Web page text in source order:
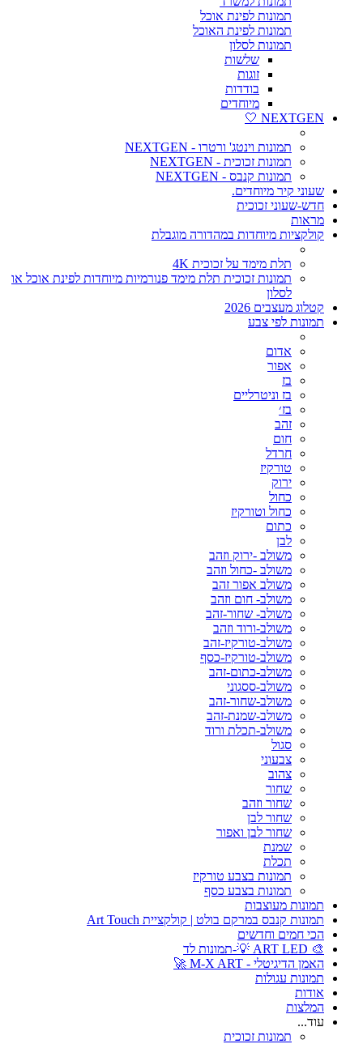
תמונות לפינת אוכל
תמונות לפינת האוכל
תמונות לסלון
שלשות
זוגות
בודדות
מיוחדים
NEXTGEN 🤍
תמונות וינטג' ורטרו - NEXTGEN
תמונות זכוכית - NEXTGEN
תמונות קנבס - NEXTGEN
שעוני קיר מיוחדים.
חדש-שעוני זכוכית
מראות
קולקציות מיוחדות במהדורה מוגבלת
תלת מימד על זכוכית 4K
תמונות זכוכית תלת מימד פנורמיות מיוחדות לפינת אוכל או
לסלון
קטלוג מעצבים 2026
תמונות לפי צבע
אדום
אפור
בז
בז וניטרליים
בז׳
זהב
חום
חרדל
טורקיז
ירוק
כחול
כחול וטורקיז
כתום
לבן
משולב -ירוק וזהב
משולב -כחול וזהב
משולב אפור זהב
משולב- חום וזהב
משולב- שחור-זהב
משולב-ורוד וזהב
משולב-טורקיז-זהב
משולב-טורקיז-כסף
משולב-כתום-זהב
משולב-ססגוני
משולב-שחור-זהב
משולב-שמנת-זהב
משולב-תכלת ורוד
סגול
צבעוני
צהוב
שחור
שחור וזהב
שחור לבן
שחור לבן ואפור
שמנת
תכלת
תמונות בצבע טורקיז
תמונות בצבע כסף
תמונות מעוצבות
תמונות קנבס במרקם בולט | קולקציית Art Touch
הכי חמים וחדשים
🎨 ART LED 💡-תמונות לד
האמן הדיגיטלי - M-X ART 🚀
תמונות עגולות
אודות
המלצות
עוד...
תמונות זכוכית